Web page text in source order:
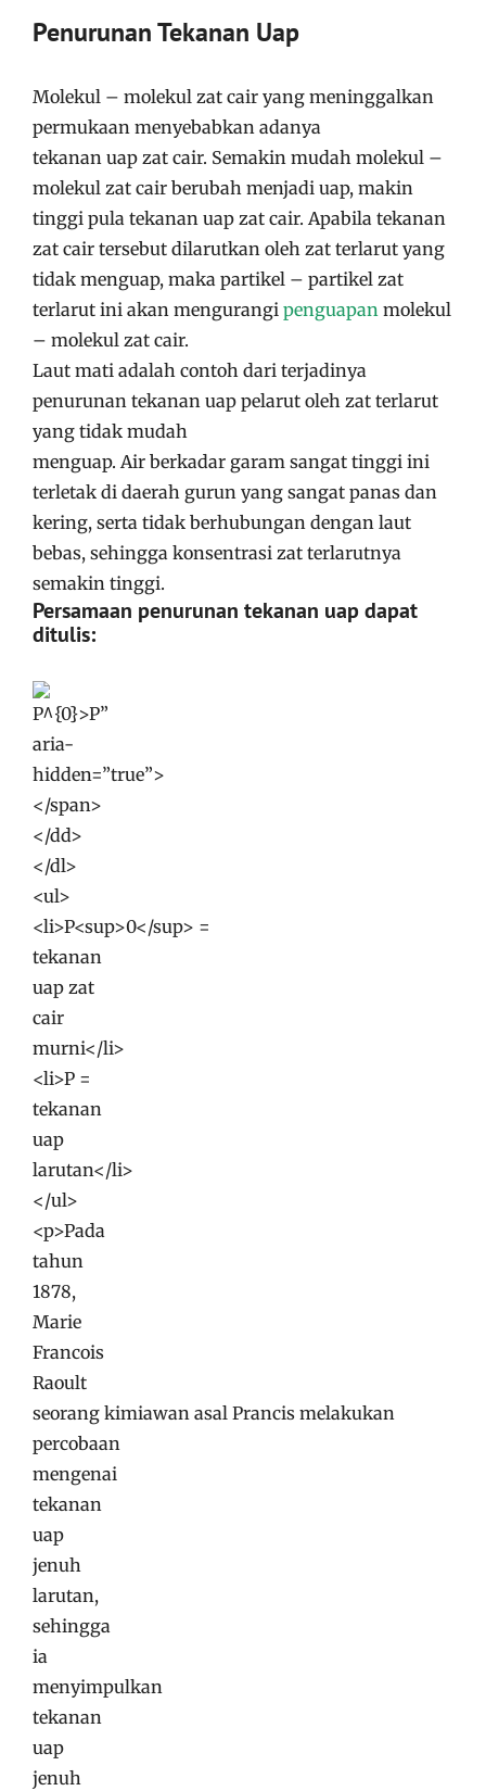
Penurunan Tekanan Uap
Molekul – molekul zat cair yang meninggalkan
permukaan menyebabkan adanya
tekanan uap zat cair. Semakin mudah molekul –
molekul zat cair berubah menjadi uap, makin
tinggi pula tekanan uap zat cair. Apabila tekanan
zat cair tersebut dilarutkan oleh zat terlarut yang
tidak menguap, maka partikel – partikel zat
terlarut ini akan mengurangi penguapan molekul
– molekul zat cair.
Laut mati adalah contoh dari terjadinya
penurunan tekanan uap pelarut oleh zat terlarut
yang tidak mudah
menguap. Air berkadar garam sangat tinggi ini
terletak di daerah gurun yang sangat panas dan
kering, serta tidak berhubungan dengan laut
bebas, sehingga konsentrasi zat terlarutnya
semakin tinggi.
Persamaan penurunan tekanan uap dapat
ditulis: